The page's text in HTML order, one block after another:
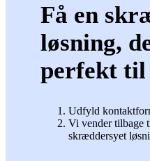
Få en
løsning,
perfekt til
Udfyld
Vi vender tilbage
skræddersyet